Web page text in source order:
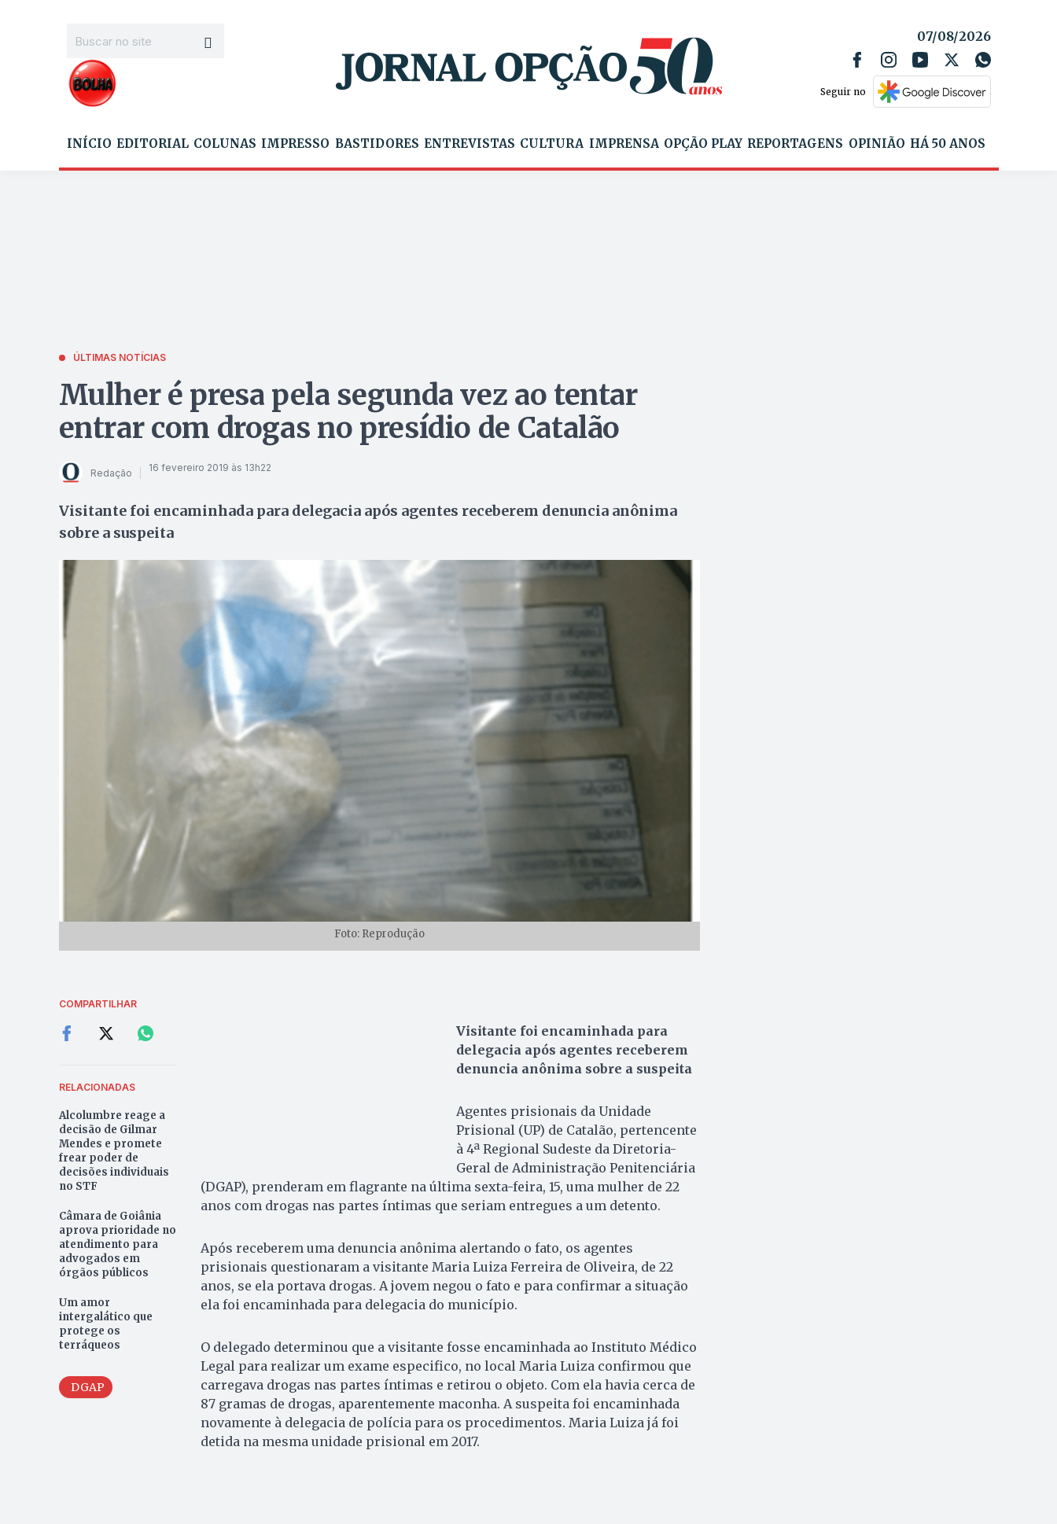
07/08/2026
Seguir no
INÍCIO EDITORIAL COLUNAS IMPRESSO BASTIDORES ENTREVISTAS CULTURA IMPRENSA OPÇÃO PLAY REPORTAGENS OPINIÃO HÁ 50 ANOS
ÚLTIMAS NOTÍCIAS
Mulher é presa pela segunda vez ao tentar
entrar com drogas no presídio de Catalão
Redação 16 fevereiro 2019 às 13h22
Visitante foi encaminhada para delegacia após agentes receberem denuncia anônima
sobre a suspeita
Foto: Reprodução
COMPARTILHAR
RELACIONADAS
Alcolumbre reage a
decisão de Gilmar
Mendes e promete
frear poder de
decisões individuais
no STF
Câmara de Goiânia
aprova prioridade no
atendimento para
advogados em
órgãos públicos
Um amor
intergalático que
protege os
terráqueos
DGAP
Visitante foi encaminhada para
delegacia após agentes receberem
denuncia anônima sobre a suspeita
Agentes prisionais da Unidade
Prisional (UP) de Catalão, pertencente
à 4ª Regional Sudeste da Diretoria-
Geral de Administração Penitenciária
(DGAP), prenderam em flagrante na última sexta-feira, 15, uma mulher de 22
anos com drogas nas partes íntimas que seriam entregues a um detento.
Após receberem uma denuncia anônima alertando o fato, os agentes
prisionais questionaram a visitante Maria Luiza Ferreira de Oliveira, de 22
anos, se ela portava drogas. A jovem negou o fato e para confirmar a situação
ela foi encaminhada para delegacia do município.
O delegado determinou que a visitante fosse encaminhada ao Instituto Médico
Legal para realizar um exame especifico, no local Maria Luiza confirmou que
carregava drogas nas partes íntimas e retirou o objeto. Com ela havia cerca de
87 gramas de drogas, aparentemente maconha. A suspeita foi encaminhada
novamente à delegacia de polícia para os procedimentos. Maria Luiza já foi
detida na mesma unidade prisional em 2017.